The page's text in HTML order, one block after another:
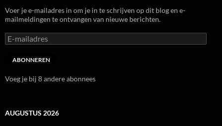
Voer je e-mailadres in om je in te schrijven op dit blog en e-
mailmeldingen te ontvangen van nieuwe berichten.
E-
mailadres
ABONNEREN
Voeg je bij 8 andere abonnees
AUGUSTUS 2026